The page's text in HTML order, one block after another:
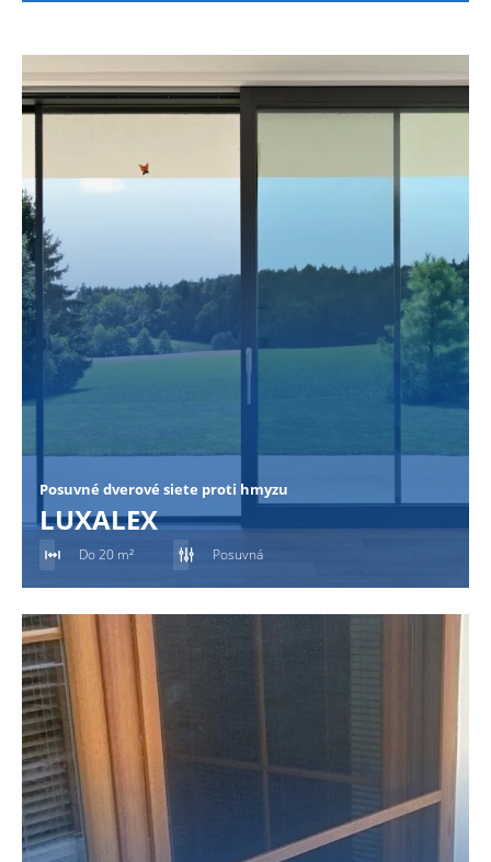
Posuvné dverové siete proti hmyzu
LUXALEX
Do 20 m² Posuvná